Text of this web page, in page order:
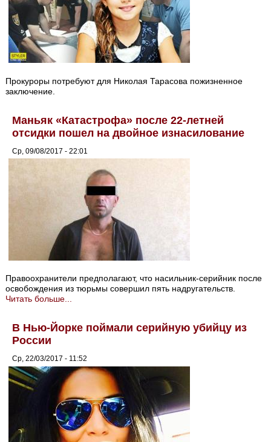
Прокуроры потребуют для Николая Тарасова пожизненное
заключение.
Маньяк «Катастрофа» после 22-летней
отсидки пошел на двойное изнасилование
Ср, 09/08/2017 - 22:01
Правоохранители предполагают, что насильник-серийник после
освобождения из тюрьмы совершил пять надругательств.
Читать больше...
В Нью-Йорке поймали серийную убийцу из
России
Ср, 22/03/2017 - 11:52